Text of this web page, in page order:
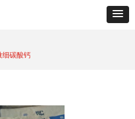
细碳酸钙